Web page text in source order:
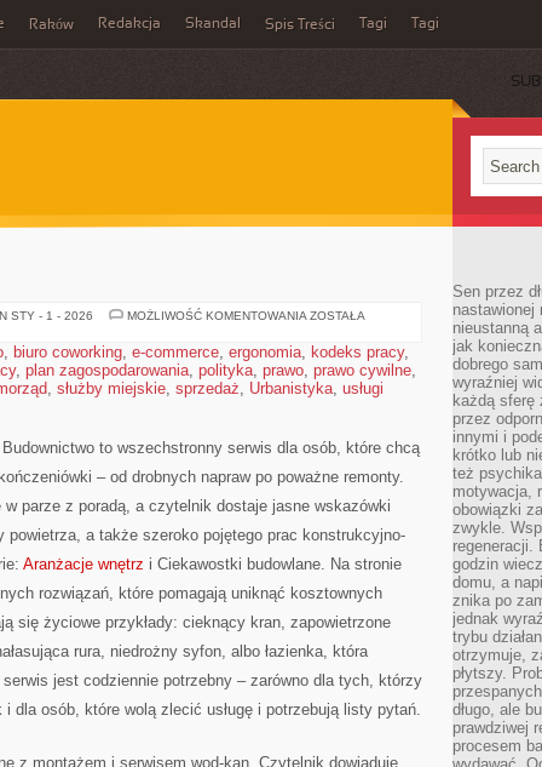
Raków Redakcja Skandal Spis Treści Tagi Tagi
STY - 1 - 2026 MOŻLIWOŚĆ KOMENTOWANIA DOM
ZOSTAŁA
, biuro coworking, e-commerce, ergonomia, kodeks pracy,
, plan zagospodarowania, polityka, prawo, prawo cywilne,
, służby miejskie, sprzedaż, Urbanistyka, usługi
to wszechstronny serwis dla osób, które chcą
– od drobnych napraw po poważne remonty.
parze z poradą, a czytelnik dostaje jasne wskazówki
a także szeroko pojętego prac konstrukcyjno-
Aranżacje wnętrz i Ciekawostki budowlane. Na stronie
rozwiązań, które pomagają uniknąć kosztownych
się życiowe przykłady: cieknący kran, zapowietrzone
rura, niedrożny syfon, albo łazienka, która
jest codziennie potrzebny – zarówno dla tych, którzy
i dla osób, które wolą zlecić usługę i potrzebują listy pytań.
z montażem i serwisem wod-kan. Czytelnik dowiaduje
Sen przez
nieustanną
jak
dobrego
wyraźniej
każdą sferę
przez
innymi i
krótko lub
też
motywacja,
obowiązki
zwykle.
regeneracji.
godzin
domu, a
znika po
jednak
trybu
otrzymuje,
płytszy.
długo, ale
prawdziwej
procesem